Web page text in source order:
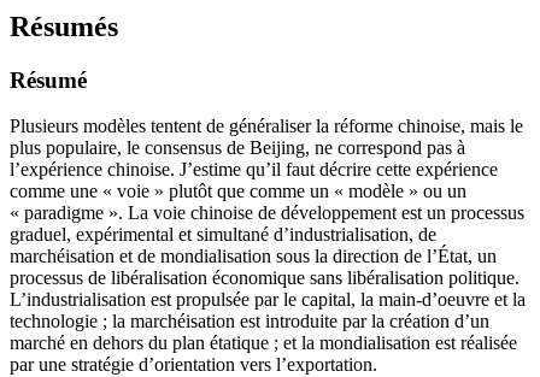
Résumés
Résumé
Plusieurs modèles tentent de généraliser la réforme chinoise, mais le
plus populaire, le consensus de Beijing, ne correspond pas à
l’expérience chinoise. J’estime qu’il faut décrire cette expérience
comme une « voie » plutôt que comme un « modèle » ou un
« paradigme ». La voie chinoise de développement est un processus
graduel, expérimental et simultané d’industrialisation, de
marchéisation et de mondialisation sous la direction de l’État, un
processus de libéralisation économique sans libéralisation politique.
L’industrialisation est propulsée par le capital, la main-d’oeuvre et la
technologie ; la marchéisation est introduite par la création d’un
marché en dehors du plan étatique ; et la mondialisation est réalisée
par une stratégie d’orientation vers l’exportation.